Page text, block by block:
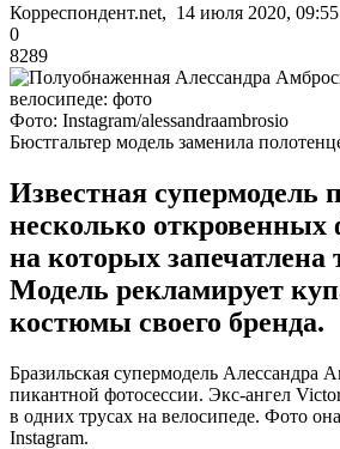
Корреспондент.net, 14 июля 2020, 09:55
0
8289
Фото: Instagram/alessandraambrosio
Бюстгальтер модель заменила
Известная супермодель
несколько откровенных
на которых запечатлена
Модель рекламирует
костюмы своего бренда.
Бразильская супермодель Алессандра
пикантной фотосессии. Экс-ангел
в одних трусах на велосипеде. Фото
Instagram.